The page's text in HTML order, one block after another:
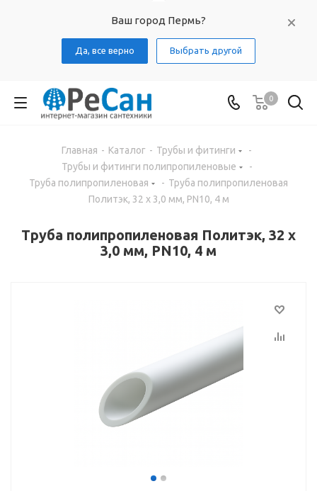
Ваш город Пермь?
Да, все верно Выбрать другой
0
Главная - Каталог - Трубы и фитинги
-
Трубы и фитинги полипропиленовые
-
Труба полипропиленовая
- Труба полипропиленовая
Политэк, 32 x 3,0 мм, PN10, 4 м
Труба полипропиленовая Политэк, 32 x
3,0 мм, PN10, 4 м